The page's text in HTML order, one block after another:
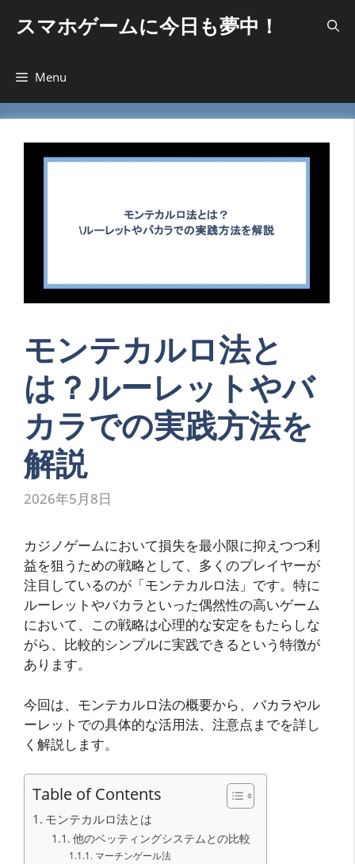
へ
スマホゲームに今日も夢中！
Menu
モンテカルロ法と
は？ルーレットやバ
カラでの実践方法を
解説
2026年5月8日
カジノゲームにおいて損失を最小限に抑えつつ利
益を狙うための戦略として、多くのプレイヤーが
注目しているのが「モンテカルロ法」です。特に
ルーレットやバカラといった偶然性の高いゲーム
において、この戦略は心理的な安定をもたらしな
がら、比較的シンプルに実践できるという特徴が
あります。
今回は、モンテカルロ法の概要から、バカラやル
ーレットでの具体的な活用法、注意点までを詳し
く解説します。
Table of Contents
モンテカルロ法とは
他のベッティングシステムとの比較
マーチンゲール法